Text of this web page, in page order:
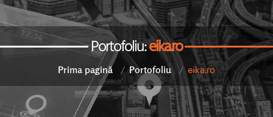
Portofoliu:eika.ro
Prima pagină Portofoliu eika.ro